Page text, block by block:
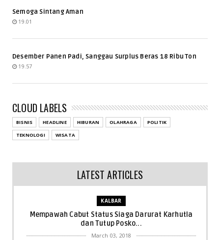
Semoga Sintang Aman
19.01
Desember Panen Padi, Sanggau Surplus Beras 18 Ribu Ton
19.57
CLOUD LABELS
BISNIS HEADLINE HIBURAN OLAHRAGA
POLITIK
TEKNOLOGI
WISATA
LATEST ARTICLES
KALBAR
Mempawah Cabut Status Siaga Darurat Karhutla
dan Tutup Posko...
March 03, 2018